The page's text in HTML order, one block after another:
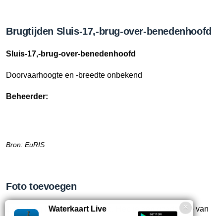
Brugtijden Sluis-17,-brug-over-benedenhoofd
Sluis-17,-brug-over-benedenhoofd
Doorvaarhoogte en -breedte onbekend
Beheerder:
Bron: EuRIS
Foto toevoegen
Deze brug heeft nog geen foto. Heb je een goede foto van
Waterkaart Live